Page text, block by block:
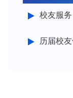
校友服务
历届校